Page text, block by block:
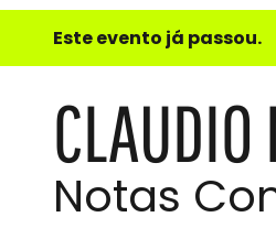
e
do
Som
Este evento já passou.
CLAUDIO
Notas